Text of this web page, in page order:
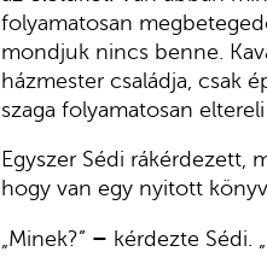
folyamatosan
mondjuk nincs benne.
házmester családja, csak
szaga folyamatosan
Egyszer Sédi rákérdezett,
hogy van egy nyitott
„Minek?” – kérdezte Sédi.